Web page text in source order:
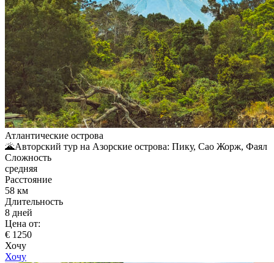
Атлантические острова
🌋Авторский тур на Азорские острова: Пику, Сао Жорж, Фаял
Сложность
средняя
Расстояние
58 км
Длительность
8 дней
Цена от:
€ 1250
Хочу
Хочу